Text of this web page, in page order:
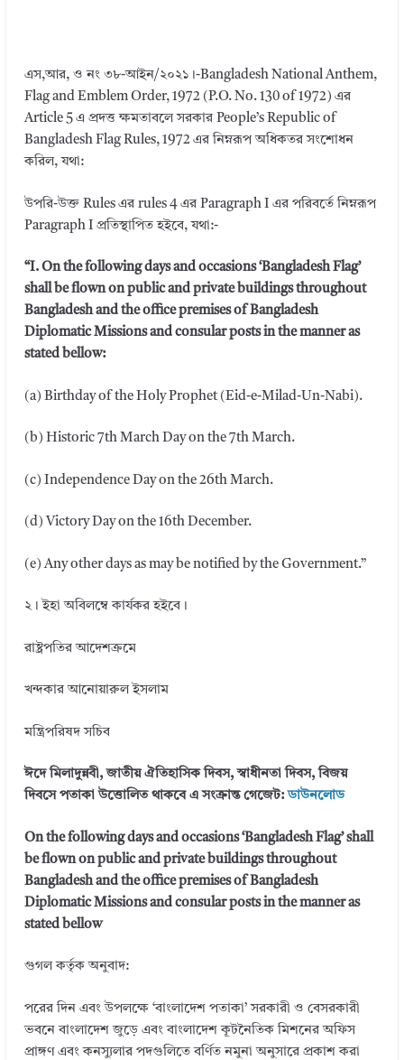
এস,আর, ও নং ৩৮-আইন/২০২১।-Bangladesh National Anthem,
Flag and Emblem Order, 1972 (P.O. No. 130 of 1972) এর
Article 5 এ প্রদত্ত ক্ষমতাবলে সরকার People’s Republic of
Bangladesh Flag Rules, 1972 এর নিম্নরূপ অধিকতর সংশোধন
করিল, যথা:
উপরি-উক্ত Rules এর rules 4 এর Paragraph I এর পরিবর্তে নিম্নরূপ
Paragraph I প্রতিস্থাপিত হইবে, যথা:-
“I. On the following days and occasions ‘Bangladesh Flag’
shall be flown on public and private buildings throughout
Bangladesh and the office premises of Bangladesh
Diplomatic Missions and consular posts in the manner as
stated bellow:
(a) Birthday of the Holy Prophet (Eid-e-Milad-Un-Nabi).
(b) Historic 7th March Day on the 7th March.
(c) Independence Day on the 26th March.
(d) Victory Day on the 16th December.
(e) Any other days as may be notified by the Government.”
২। ইহা অবিলম্বে কার্যকর হইবে।
রাষ্ট্রপতির আদেশক্রমে
খন্দকার আনোয়ারুল ইসলাম
মন্ত্রিপরিষদ সচিব
ঈদে মিলাদুন্নবী, জাতীয় ঐতিহাসিক দিবস, স্বাধীনতা দিবস, বিজয়
দিবসে পতাকা উত্তোলিত থাকবে এ সংক্রান্ত গেজেট:ডাউনলোড
On the following days and occasions ‘Bangladesh Flag’ shall
be flown on public and private buildings throughout
Bangladesh and the office premises of Bangladesh
Diplomatic Missions and consular posts in the manner as
stated bellow
গুগল কর্তৃক অনুবাদ:
পরের দিন এবং উপলক্ষে ‘বাংলাদেশ পতাকা’ সরকারী ও বেসরকারী
ভবনে বাংলাদেশ জুড়ে এবং বাংলাদেশ কূটনৈতিক মিশনের অফিস
প্রাঙ্গণ এবং কনস্যুলার পদগুলিতে বর্ণিত নমুনা অনুসারে প্রকাশ করা